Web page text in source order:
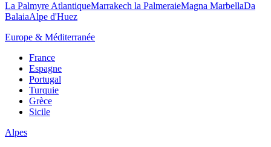
La Palmyre AtlantiqueMarrakech la PalmeraieMagna MarbellaDa
BalaiaAlpe d'Huez
Europe & Méditerranée
France
Espagne
Portugal
Turquie
Grèce
Sicile
Alpes